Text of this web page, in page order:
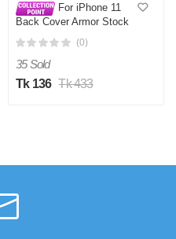
For iPhone 11
Back Cover Armor Stock
Shockproof Case Xundd
FUSION For iPhone 11
With Camera Protection
Back Part For iPhone 11
(0)
35 Sold
Tk 136 Tk 433